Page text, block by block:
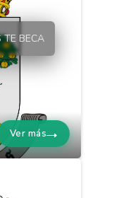
TE BECA
Ver más